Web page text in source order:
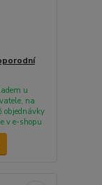
u
na
objednávky
v e-shopu